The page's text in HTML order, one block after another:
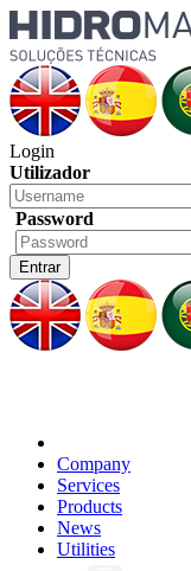
Login
Utilizador
Password
Company
Services
Products
News
Utilities